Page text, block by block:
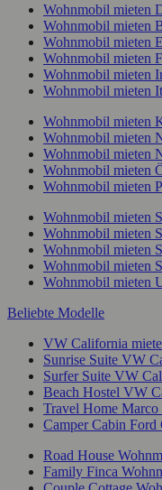
Wohnmobil mieten
Wohnmobil mieten
Wohnmobil mieten
Wohnmobil mieten
Wohnmobil mieten
Wohnmobil mieten
Wohnmobil mieten
Wohnmobil mieten
Wohnmobil mieten
Wohnmobil mieten
Wohnmobil mieten
Wohnmobil mieten
Wohnmobil mieten
Wohnmobil mieten
Wohnmobil mieten
Wohnmobil mieten
Beliebte Modelle
VW California
Sunrise Suite VW
Surfer Suite VW
Beach Hostel VW
Travel Home Marco
Camper Cabin Ford
Road House
Family Finca